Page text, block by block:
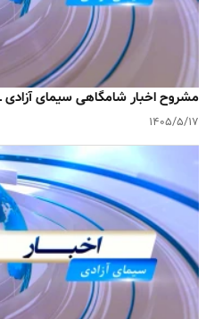
مشروح اخبار شامگاهی سیمای آزادی
۱۴۰۵/۵/۱۷